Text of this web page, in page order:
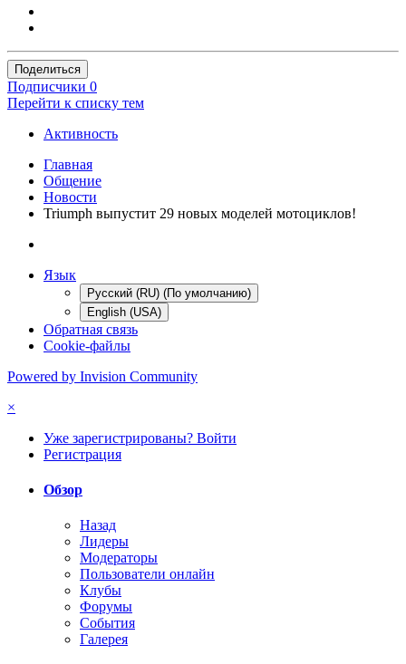
Поделиться
Подписчики 0
Перейти к списку тем
Активность
Главная
Общение
Новости
Triumph выпустит 29 новых моделей мотоциклов!
Язык
Русский (RU) (По умолчанию)
English (USA)
Обратная связь
Cookie-файлы
Powered by Invision Community
×
Уже зарегистрированы? Войти
Регистрация
Обзор
Назад
Лидеры
Модераторы
Пользователи онлайн
Клубы
Форумы
События
Галерея